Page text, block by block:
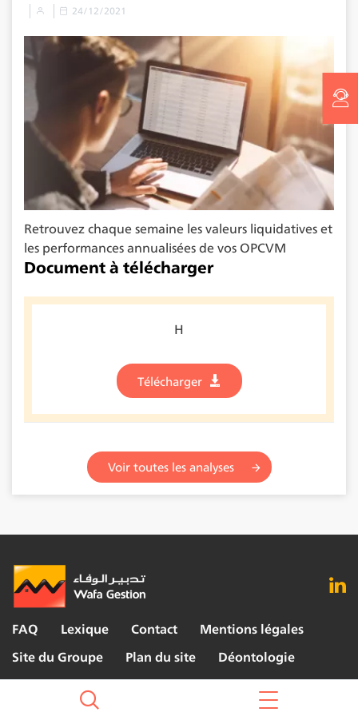
24/12/2021
Retrouvez chaque semaine les valeurs liquidatives et
les performances annualisées de vos OPCVM
Document à télécharger
H
Télécharger
Voir toutes les analyses
FAQ Lexique Contact
Mentions légales
Site du Groupe
Plan du site Déontologie